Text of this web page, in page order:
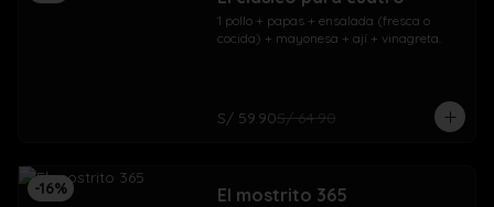
1 pollo + papas + ensalada (fresca o
cocida) + mayonesa + ají + vinagreta.
S/ 59.90S/ 64.90
-16% El mostrito 365